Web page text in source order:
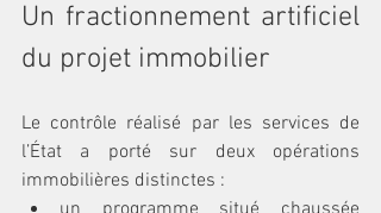
Un fractionnement artificiel
du projet immobilier
Le contrôle réalisé par les services de
l’État a porté sur deux opérations
immobilières distinctes :